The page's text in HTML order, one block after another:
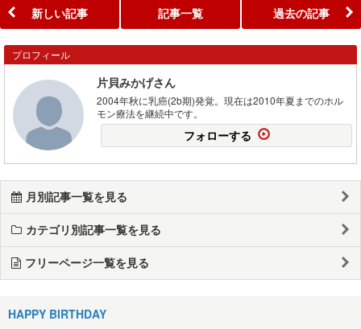
新しい記事 記事一覧 過去の記事
プロフィール
片貝みかげさん
2004年秋に乳癌(2b期)発覚。現在は2010年夏までのホル
モン療法を継続中です。
フォローする
月別記事一覧を見る
カテゴリ別記事一覧を見る
フリーページ一覧を見る
HAPPY BIRTHDAY